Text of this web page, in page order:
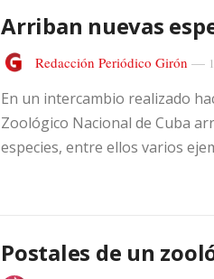
Arriban nuevas
Redacción Periódico Girón —
En un intercambio realizado
Zoológico Nacional de Cuba
especies, entre ellos varios
Postales de un